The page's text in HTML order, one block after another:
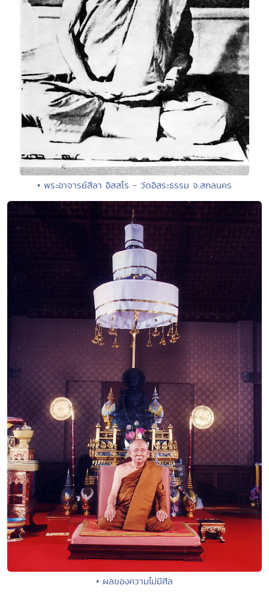
• พระอาจารย์สีลา อิสสโร - วัดอิสระธรรม จ.สกลนคร
• ผลของความไม่มีศีล